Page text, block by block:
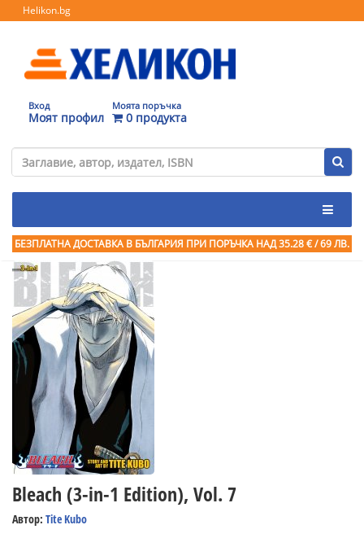
Helikon.bg
Вход
Моят профил
Моята поръчка
0 продукта
БЕЗПЛАТНА ДОСТАВКА В БЪЛГАРИЯ ПРИ ПОРЪЧКА НАД 35.28 € / 69 ЛВ.
Bleach (3-in-1 Edition), Vol. 7
Автор: Tite Kubo